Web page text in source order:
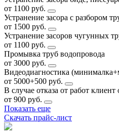
от 1100 руб.
Устранение засора с разбором
от 1500 руб.
Устранение засоров чугунных
от 1100 руб.
Промывка труб водопровода
от 3000 руб.
Видеодиагностика
от 5000+500 руб.
В случае отказа от работ
от 900 руб.
Показать еще
Скачать прайс-лист